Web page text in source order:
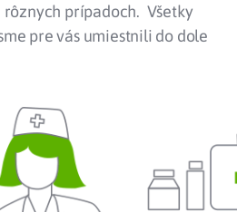
prípadoch. Všetky
pre vás umiestnili do dole